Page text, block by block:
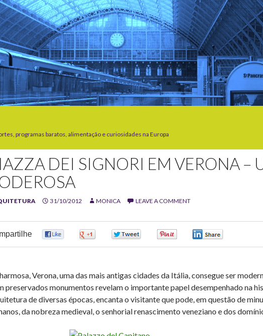
programas baratos, alimentação e curiosidades na Europa
DEI SIGNORI EM VERONA –
31/10/2012 MONICA LEAVE A COMMENT
Verona, uma das mais antigas cidades da Itália, consegue ser
preservados monumentos revelam o importante papel desempenhado na
de diversas épocas, encanta o visitante que pode, em questão de
da nobreza medieval, o senhorial renascimento veneziano e dos